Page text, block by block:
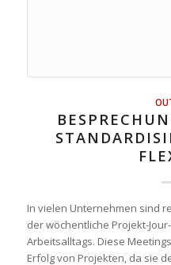
In vielen Unternehmen sind
der wöchentliche Projekt-
Arbeitsalltags. Diese
Erfolg von Projekten, da sie